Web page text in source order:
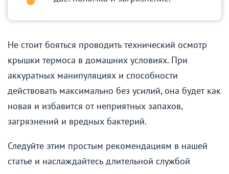
Не стоит бояться проводить технический осмотр
крышки термоса в домашних условиях. При
аккуратных манипуляциях и способности
действовать максимально без усилий, она будет как
новая и избавится от неприятных запахов,
загрязнений и вредных бактерий.
Следуйте этим простым рекомендациям в нашей
статье и наслаждайтесь длительной службой